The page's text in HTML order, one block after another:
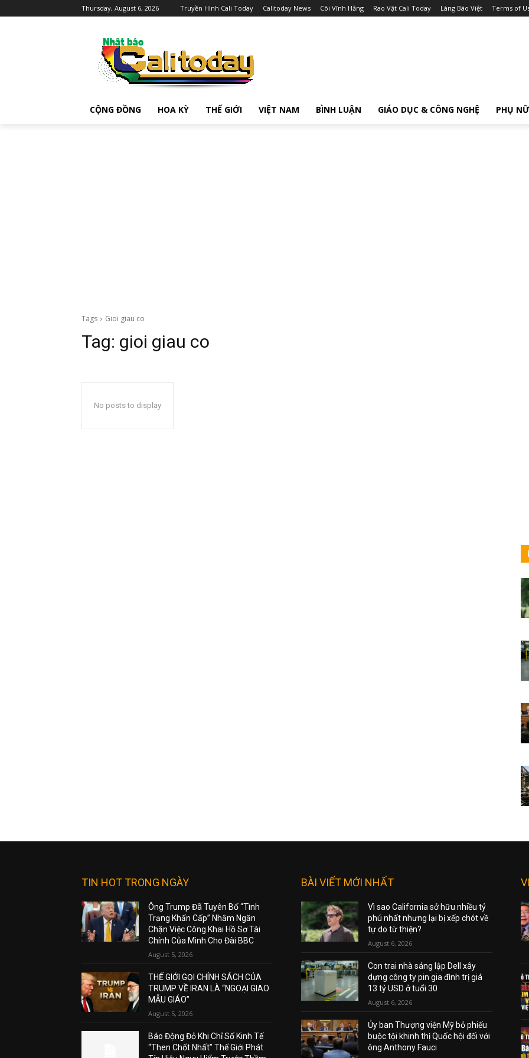
Thursday, August 6, 2026 Truyền Hình Cali Today Calitoday News Cõi Vĩnh Hằng Rao Vặt Cali Today Làng Báo Việt Terms of
CỘNG ĐỒNG HOA KỲ THẾ GIỚI VIỆT NAM BÌNH LUẬN GIÁO DỤC & CÔNG NGHỆ PHỤ NỮ
Tags Gioi giau co
Tag: gioi giau co
No posts to display
TIN HOT TRONG NGÀY
Ông Trump Đã Tuyên Bố “Tình
Trạng Khẩn Cấp” Nhằm Ngăn
Chặn Việc Công Khai Hồ Sơ Tài
Chính Của Mình Cho Đài BBC
August 5, 2026
THẾ GIỚI GỌI CHÍNH SÁCH CỦA
TRUMP VỀ IRAN LÀ “NGOẠI GIAO
MẪU GIÁO”
August 5, 2026
Báo Động Đỏ Khi Chỉ Số Kinh Tế
“Then Chốt Nhất” Thế Giới Phát
BÀI VIẾT MỚI NHẤT
Vì sao California sở hữu nhiều tỷ
phú nhất nhưng lại bị xếp chót về
tự do từ thiện?
August 6, 2026
Con trai nhà sáng lập Dell xây
dựng công ty pin gia đình trị giá
13 tỷ USD ở tuổi 30
August 6, 2026
Ủy ban Thượng viện Mỹ bỏ phiếu
buộc tội khinh thị Quốc hội đối với
ông Anthony Fauci